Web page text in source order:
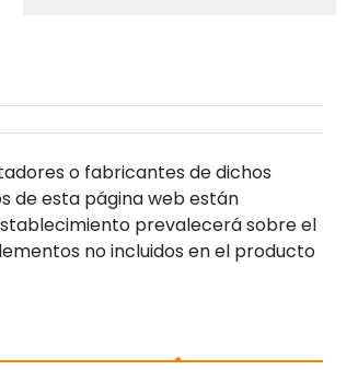
o fabricantes de dichos
de esta página web están
prevalecerá sobre el
no incluidos en el producto